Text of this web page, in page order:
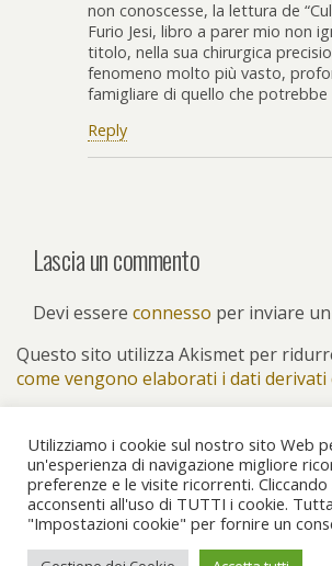
non conoscesse, la lettura de
Furio Jesi, libro a parer mio non
titolo, nella sua chirurgica
fenomeno molto più vasto,
famigliare di quello che potrebbe
Reply
Lascia un commento
Devi essere connesso per inviare
Questo sito utilizza Akismet per
come vengono elaborati i dati derivati
Torna su
Dispositivo Portatile Pc
Utilizziamo i cookie sul nostro sito Web
un'esperienza di navigazione migliore
preferenze e le visite ricorrenti.
acconsenti all'uso di TUTTI i cookie.
"Impostazioni cookie" per fornire un